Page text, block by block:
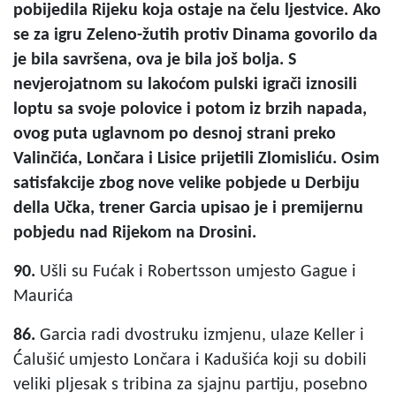
pobijedila Rijeku koja ostaje na čelu ljestvice. Ako
se za igru Zeleno-žutih protiv Dinama govorilo da
je bila savršena, ova je bila još bolja. S
nevjerojatnom su lakoćom pulski igrači iznosili
loptu sa svoje polovice i potom iz brzih napada,
ovog puta uglavnom po desnoj strani preko
Valinčića, Lončara i Lisice prijetili Zlomisliću. Osim
satisfakcije zbog nove velike pobjede u Derbiju
della Učka, trener Garcia upisao je i premijernu
pobjedu nad Rijekom na Drosini.
90. Ušli su Fućak i Robertsson umjesto Gague i
Maurića
86. Garcia radi dvostruku izmjenu, ulaze Keller i
Ćalušić umjesto Lončara i Kadušića koji su dobili
veliki pljesak s tribina za sjajnu partiju, posebno